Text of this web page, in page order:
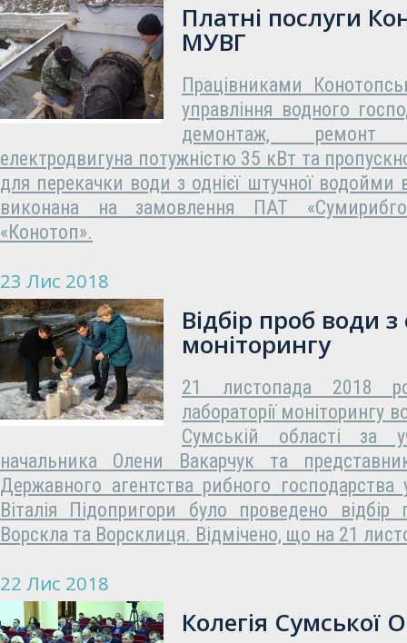
Платні послуги
МУВГ
Працівниками
управління водного
демонтаж, ремонт
електродвигуна потужністю 35 кВт та
для перекачки води з однієї штучної водойми
виконана на замовлення ПАТ
«Конотоп».
23 Лис 2018
Відбір проб води з
моніторингу
21 листопада 2018
лабораторії моніторингу
Сумській області за
начальника Олени Вакарчук та
Державного агентства рибного господарства
Віталія Підопригори було проведено
Ворскла та Ворсклиця. Відмічено, що на 21
22 Лис 2018
Колегія Сумської